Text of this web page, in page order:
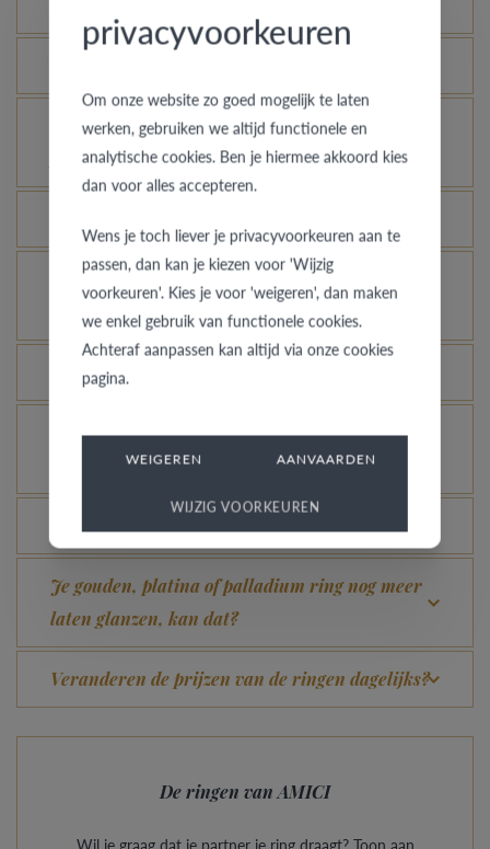
Voor welke ringen is de diefstalverzekering
geldig?
Hoe kan ik zien hoe de ring er uit ziet in een
andere kleur of breedte?
Wat betekent de VdB&VR kwaliteitsgarantie?
Hoe vermijd je dat het gerhodineerd wit goud
verandert in champagnekleur?
Je gouden, platina of palladium ring nog meer
laten glanzen, kan dat?
Veranderen de prijzen van de ringen dagelijks?
De ringen van AMICI
Wil je graag dat je partner je ring draagt? Toon aan
privacyvoorkeuren
Om onze website zo goed mogelijk te laten
werken, gebruiken we altijd functionele en
analytische cookies. Ben je hiermee akkoord kies
dan voor alles accepteren.
Wens je toch liever je privacyvoorkeuren aan te
passen, dan kan je kiezen voor 'Wijzig
voorkeuren'. Kies je voor 'weigeren', dan maken
we enkel gebruik van functionele cookies.
Achteraf aanpassen kan altijd via onze cookies
pagina.
WEIGEREN AANVAARDEN
WIJZIG VOORKEUREN